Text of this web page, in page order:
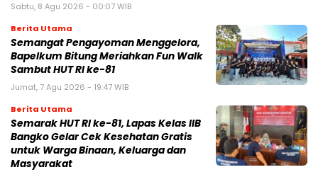
Sabtu, 8 Agu 2026 - 00:07 WIB
Berita Utama
Semangat Pengayoman Menggelora,
Bapelkum Bitung Meriahkan Fun Walk
Sambut HUT RI ke-81
Jumat, 7 Agu 2026 - 19:47 WIB
Berita Utama
Semarak HUT RI ke-81, Lapas Kelas IIB
Bangko Gelar Cek Kesehatan Gratis
untuk Warga Binaan, Keluarga dan
Masyarakat